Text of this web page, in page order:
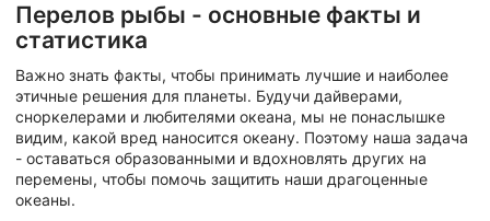
Перелов рыбы - основные факты и
статистика
Важно знать факты, чтобы принимать лучшие и наиболее
этичные решения для планеты. Будучи дайверами,
сноркелерами и любителями океана, мы не понаслышке
видим, какой вред наносится океану. Поэтому наша задача
- оставаться образованными и вдохновлять других на
перемены, чтобы помочь защитить наши драгоценные
океаны.